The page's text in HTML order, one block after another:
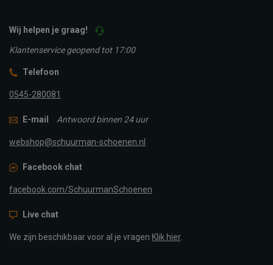
Wij helpen je graag!
Klantenservice geopend tot 17:00
Telefoon
0545-280081
E-mail Antwoord binnen 24 uur
webshop@schuurman-schoenen.nl
Facebook chat
facebook.com/SchuurmanSchoenen
Live chat
We zijn beschikbaar voor al je vragen Klik hier.